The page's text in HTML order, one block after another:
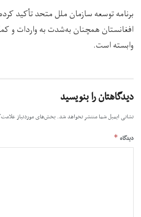
برنامه توسعه سازمان ملل متحد تأکید
افغانستان همچنان به‌شدت به واردات و
وابسته است.
دیدگاهتان را بنویسید
نشانی ایمیل شما منتشر نخواهد شد. بخش‌های موردنیاز
دیدگاه *